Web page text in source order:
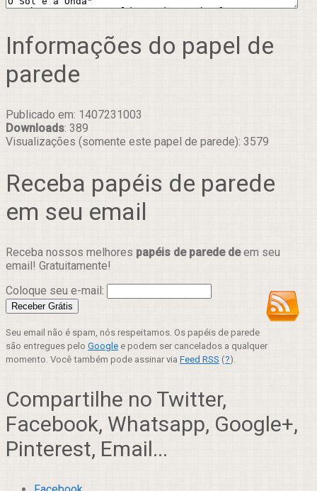
Informações do papel de
parede
Publicado em: 1407231003
Downloads: 389
Visualizações (somente este papel de parede): 3579
Receba papéis de parede
em seu email
Receba nossos melhores papéis de parede deem seu
email! Gratuitamente!
Coloque seu e-mail:
Seu email não é spam, nós respeitamos. Os papéis de parede
são entregues pelo Google e podem ser cancelados a qualquer
momento. Você também pode assinar via Feed RSS (?).
Compartilhe no Twitter,
Facebook, Whatsapp, Google+,
Pinterest, Email...